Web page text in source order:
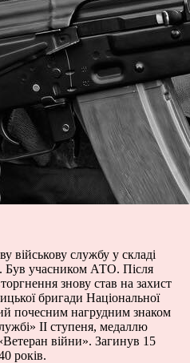
військову службу у складі
Був учасником АТО. Після
знову став на захист
бригади Національної
почесним нагрудним знаком
ІІ ступеня, медаллю
війни». Загинув 15
років.